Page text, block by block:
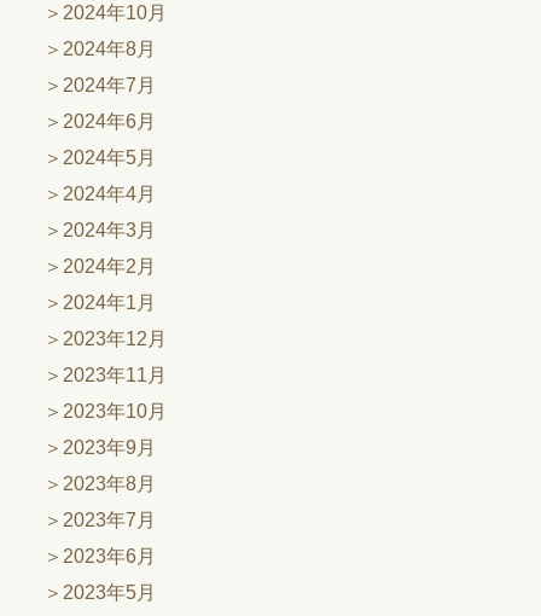
2024年10月
2024年8月
2024年7月
2024年6月
2024年5月
2024年4月
2024年3月
2024年2月
2024年1月
2023年12月
2023年11月
2023年10月
2023年9月
2023年8月
2023年7月
2023年6月
2023年5月